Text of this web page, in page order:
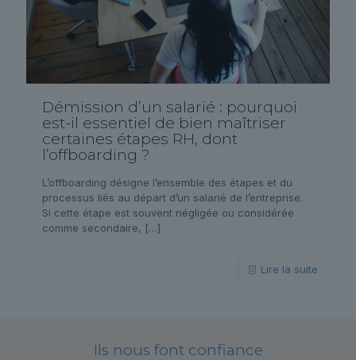
Démission d’un salarié : pourquoi
est-il essentiel de bien maîtriser
certaines étapes RH, dont
l’offboarding ?
L’offboarding désigne l’ensemble des étapes et du
processus liés au départ d’un salarié de l’entreprise.
Si cette étape est souvent négligée ou considérée
comme secondaire, […]
Lire la suite
Ils nous font confiance